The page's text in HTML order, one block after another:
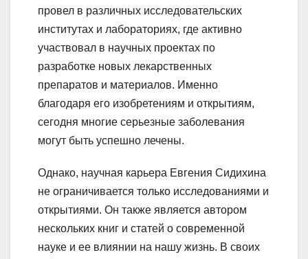
провел в различных исследовательских
институтах и лабораториях, где активно
участвовал в научных проектах по
разработке новых лекарственных
препаратов и материалов. Именно
благодаря его изобретениям и открытиям,
сегодня многие серьезные заболевания
могут быть успешно лечены.
Однако, научная карьера Евгения Сидихина
не ограничивается только исследованиями и
открытиями. Он также является автором
нескольких книг и статей о современной
науке и ее влиянии на нашу жизнь. В своих